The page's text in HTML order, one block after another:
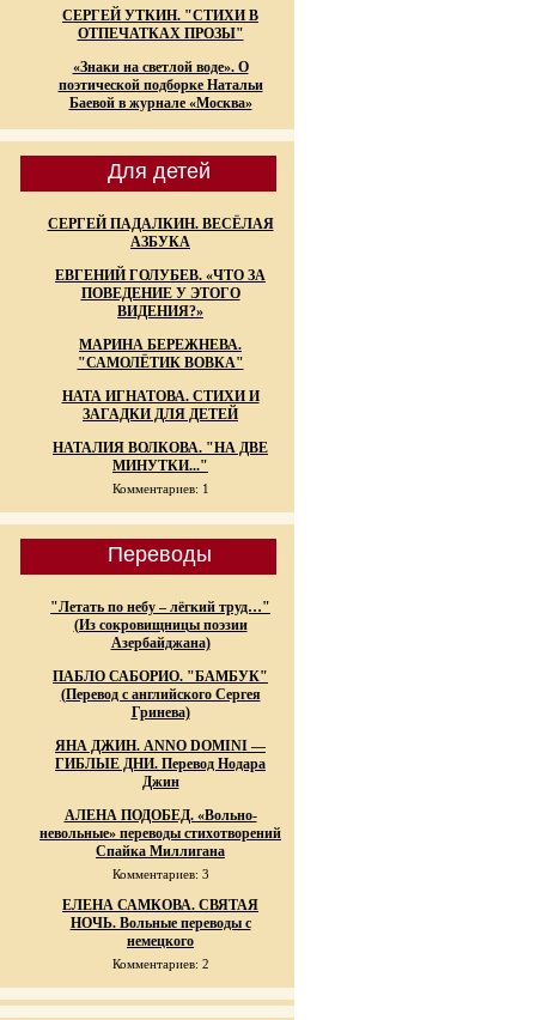
СЕРГЕЙ УТКИН. "СТИХИ В
ОТПЕЧАТКАХ ПРОЗЫ"
«Знаки на светлой воде». О
поэтической подборке Натальи
Баевой в журнале «Москва»
Для детей
СЕРГЕЙ ПАДАЛКИН. ВЕСЁЛАЯ
АЗБУКА
ЕВГЕНИЙ ГОЛУБЕВ. «ЧТО ЗА
ПОВЕДЕНИЕ У ЭТОГО
ВИДЕНИЯ?»
МАРИНА БЕРЕЖНЕВА.
"САМОЛЁТИК ВОВКА"
НАТА ИГНАТОВА. СТИХИ И
ЗАГАДКИ ДЛЯ ДЕТЕЙ
НАТАЛИЯ ВОЛКОВА. "НА ДВЕ
МИНУТКИ..."
Комментариев: 1
Переводы
"Летать по небу – лёгкий труд…"
(Из сокровищницы поэзии
Азербайджана)
ПАБЛО САБОРИО. "БАМБУК"
(Перевод с английского Сергея
Гринева)
ЯНА ДЖИН. ANNO DOMINI —
ГИБЛЫЕ ДНИ. Перевод Нодара
Джин
АЛЕНА ПОДОБЕД. «Вольно-
невольные» переводы стихотворений
Спайка Миллигана
Комментариев: 3
ЕЛЕНА САМКОВА. СВЯТАЯ
НОЧЬ. Вольные переводы с
немецкого
Комментариев: 2